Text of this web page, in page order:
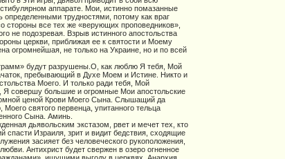
аппарате. Мои, истинно помазанные
определенными трудностями, потому как враг
стороны все тех же «верующих проповедников»,
не подозревая. Взрыв истинного апостольства
церкви, приближая ее к святости и Моему
огромнейшая, не только на Украине, но и по всей
будут разрушены.О, как люблю Я тебя, Мой
пребывающий в Духе Моем и Истине. Никто и
Моего. И только ради тебя, Мой
Я совершу большие и огромные Мои апостольские
ценой Крови Моего Сына. Слышащий да
святого первенца, упитанного тельца
Сына. Аминь.
дьявольским экстазом, рвет и мечет тех, кто
спасти Израиля, зрит и видит бедствия, сходящие
засияет без человеческого рукоположения,
Антихрист будет свержен в озеро огненное